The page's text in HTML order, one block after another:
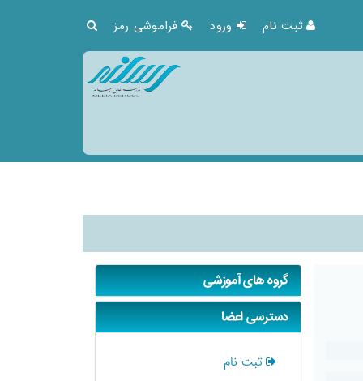
ثبت نام ورود فراموشی رمز
گروه های آموزشی
دسترسی اعضا
ثبت نام